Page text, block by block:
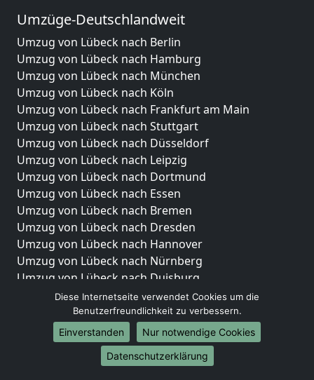
Umzüge-Deutschlandweit
Umzug von Lübeck nach Berlin
Umzug von Lübeck nach Hamburg
Umzug von Lübeck nach München
Umzug von Lübeck nach Köln
Umzug von Lübeck nach Frankfurt am Main
Umzug von Lübeck nach Stuttgart
Umzug von Lübeck nach Düsseldorf
Umzug von Lübeck nach Leipzig
Umzug von Lübeck nach Dortmund
Umzug von Lübeck nach Essen
Umzug von Lübeck nach Bremen
Umzug von Lübeck nach Dresden
Umzug von Lübeck nach Hannover
Umzug von Lübeck nach Nürnberg
Umzug von Lübeck nach Duisburg
Umzug von Lübeck nach Bochum
Umzug von Lübeck nach Wuppertal
Umzug von Lübeck nach Bielefeld
Umzug von Lübeck nach Bonn
Umzug von Lübeck nach Münster
Diese Internetseite verwendet Cookies um die
Benutzerfreundlichkeit zu verbessern.
Einverstanden
Nur notwendige Cookies
Datenschutzerklärung